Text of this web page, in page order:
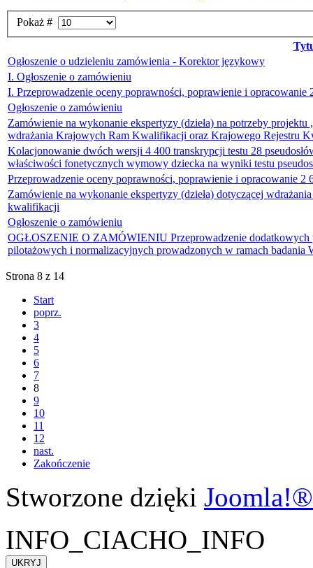
Pokaż #
Ogłoszenie o udzieleniu zamówienia - Korektor językowy
I. Ogłoszenie o zamówieniu
I. Przeprowadzenie oceny poprawności, poprawienie i
Ogłoszenie o zamówieniu
Zamówienie na wykonanie ekspertyzy (dzieła) na potrzeby
wdrażania Krajowych Ram Kwalifikacji oraz Krajowego Rejestru
Kolacjonowanie dwóch wersji 4 400 transkrypcji testu 28
właściwości fonetycznych wymowy dziecka na wyniki testu
Przeprowadzenie oceny poprawności, poprawienie i opracowanie
Zamówienie na wykonanie ekspertyzy (dzieła) dotyczącej
kwalifikacji
Ogłoszenie o zamówieniu
OGŁOSZENIE O ZAMÓWIENIU Przeprowadzenie dodatkowych
pilotażowych i normalizacyjnych prowadzonych w ramach badania
Strona 8 z 14
Start
poprz.
3
4
5
6
7
8
9
10
11
12
nast.
Zakończenie
Stworzone dzięki Joomla!®
INFO_CIACHO_INFO